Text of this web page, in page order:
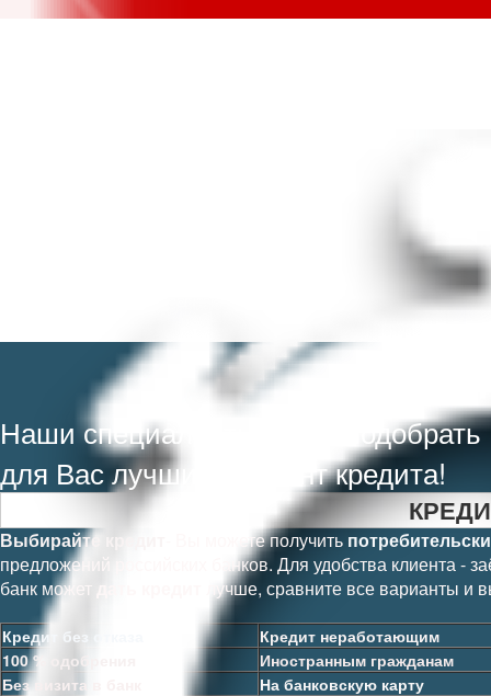
Наши специалисты могут подобрать
для Вас лучший вариант кредита!
Выбирайте кредит Вы можете получить
предложений российских банков. Для удобства клиента -
банк может дать кредит лучше, сравните все варианты и
Кредит без отказа
Кредит неработающим
100 % одобрения
Иностранным гражданам
Без визита в банк
На банковскую карту